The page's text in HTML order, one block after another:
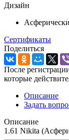
Дизайн
Сертификаты
Поделиться
После
которые
Описание
Задать
Описание
1.61 Nikita